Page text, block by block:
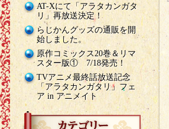
AT-Xにて「アラタカンガタ
リ」再放送決定！
らじかんグッズの通販を開
始しました。
原作コミックス20巻＆リマ
スター版① 7/18発売！
TVアニメ最終話放送記念
「アラタカンガタリ」フェ
ア in アニメイト